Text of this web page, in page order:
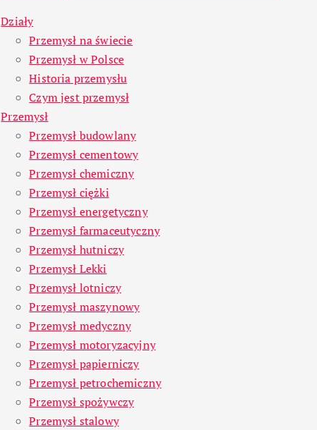
Działy
Przemysł na świecie
Przemysł w Polsce
Historia przemysłu
Czym jest przemysł
Przemysł
Przemysł budowlany
Przemysł cementowy
Przemysł chemiczny
Przemysł ciężki
Przemysł energetyczny
Przemysł farmaceutyczny
Przemysł hutniczy
Przemysł Lekki
Przemysł lotniczy
Przemysł maszynowy
Przemysł medyczny
Przemysł motoryzacyjny
Przemysł papierniczy
Przemysł petrochemiczny
Przemysł spożywczy
Przemysł stalowy